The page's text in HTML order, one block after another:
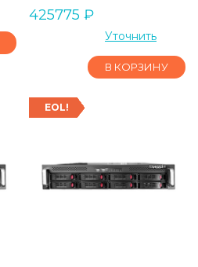
425775 ₽
Уточнить
В КОРЗИНУ
EOL!